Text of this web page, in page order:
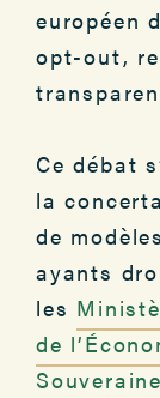
européen
opt-out,
Ce débat
la
de
ayants
les
de